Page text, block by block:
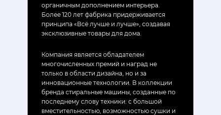
органичным дополнением интерьера.
Более 120 лет фабрика придерживается
принципа «Всё лучше и лучше», создавая
эксклюзивные товары для дома.
Компания является обладателем
многочисленных премий и наград не
только в области дизайна, но и за
инновационные технологии. В коллекции
бренда стиральные машины, созданные по
последнему слову техники: с большой
вместительностью, возможностью сушки и